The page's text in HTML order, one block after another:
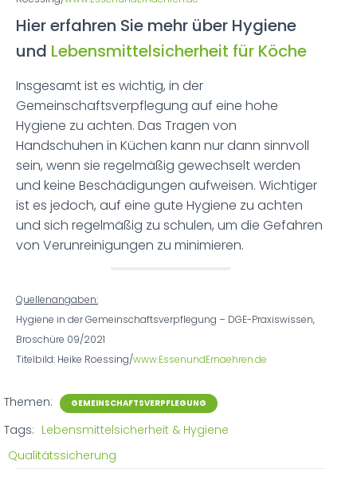
Hier erfahren Sie mehr über Hygiene
und Lebensmittelsicherheit für Köche
Insgesamt ist es wichtig, in der
Gemeinschaftsverpflegung auf eine hohe
Hygiene zu achten. Das Tragen von
Handschuhen in Küchen kann nur dann sinnvoll
sein, wenn sie regelmäßig gewechselt werden
und keine Beschädigungen aufweisen. Wichtiger
ist es jedoch, auf eine gute Hygiene zu achten
und sich regelmäßig zu schulen, um die Gefahren
von Verunreinigungen zu minimieren.
Quellenangaben:
Hygiene in der Gemeinschaftsverpflegung – DGE-Praxiswissen,
Broschüre 09/2021
Titelbild: Heike Roessing/www.EssenundErnaehren.de
Themen: GEMEINSCHAFTSVERPFLEGUNG
Tags: Lebensmittelsicherheit & Hygiene
Qualitätssicherung